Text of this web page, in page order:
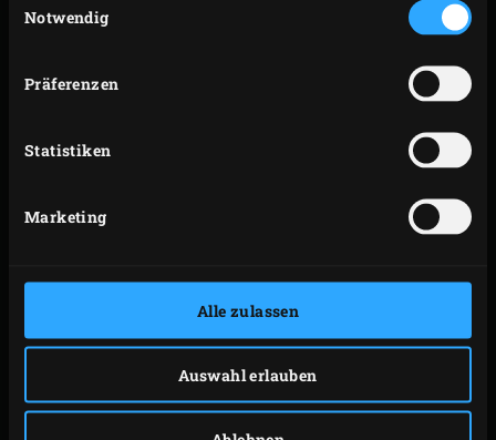
Notwendig
Präferenzen
Statistiken
Marketing
Alle zulassen
Auswahl erlauben